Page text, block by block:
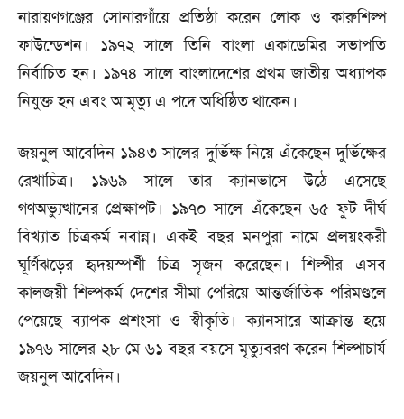
নারায়ণগঞ্জের সোনারগাঁয়ে প্রতিষ্ঠা করেন লোক ও কারুশিল্প
ফাউন্ডেশন। ১৯৭২ সালে তিনি বাংলা একাডেমির সভাপতি
নির্বাচিত হন। ১৯৭৪ সালে বাংলাদেশের প্রথম জাতীয় অধ্যাপক
নিযুক্ত হন এবং আমৃত্যু এ পদে অধিষ্ঠিত থাকেন।
জয়নুল আবেদিন ১৯৪৩ সালের দুর্ভিক্ষ নিয়ে এঁকেছেন দুর্ভিক্ষের
রেখাচিত্র। ১৯৬৯ সালে তার ক্যানভাসে উঠে এসেছে
গণঅভ্যুত্থানের প্রেক্ষাপট। ১৯৭০ সালে এঁকেছেন ৬৫ ফুট দীর্ঘ
বিখ্যাত চিত্রকর্ম নবান্ন। একই বছর মনপুরা নামে প্রলয়ংকরী
ঘূর্ণিঝড়ের হৃদয়স্পর্শী চিত্র সৃজন করেছেন। শিল্পীর এসব
কালজয়ী শিল্পকর্ম দেশের সীমা পেরিয়ে আন্তর্জাতিক পরিমণ্ডলে
পেয়েছে ব্যাপক প্রশংসা ও স্বীকৃতি। ক্যানসারে আক্রান্ত হয়ে
১৯৭৬ সালের ২৮ মে ৬১ বছর বয়সে মৃত্যুবরণ করেন শিল্পাচার্য
জয়নুল আবেদিন।